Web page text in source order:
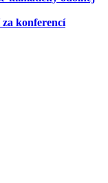
konferencí